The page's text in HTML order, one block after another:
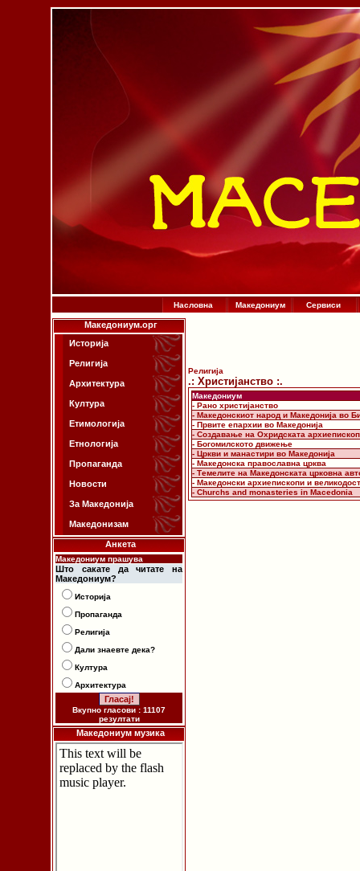
Насловна Македониум Сервиси
Македониум.орг
Историја
Религија
Архитектура
Култура
Етимологија
Етнологија
Пропаганда
Новости
За Македонија
Македонизам
Анкета
Македониум прашува
Што сакате да читате на
Македониум?
Историја
Пропаганда
Религија
Дали знаевте дека?
Култура
Архитектура
Вкупно гласови : 11107
резултати
Македониум музика
Религија
.: Христијанство :.
Македониум
- Рано христијанство
- Македонскиот народ и Македонија во
- Првите епархии во Македонија
- Создавање на Охридската
- Богомилското движење
- Цркви и манастири во Македонија
- Македонска православна црква
- Темелите на Македонската црковна
- Македонски архиепископи и
- Churchs and monasteries in Macedonia